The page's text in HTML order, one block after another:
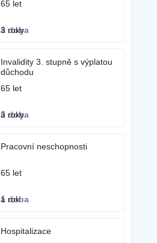
65 let
3 roky
Invalidity 3. stupně s výplatou
důchodu
65 let
3 roky
Pracovní neschopnosti
65 let
1 rok
Hospitalizace